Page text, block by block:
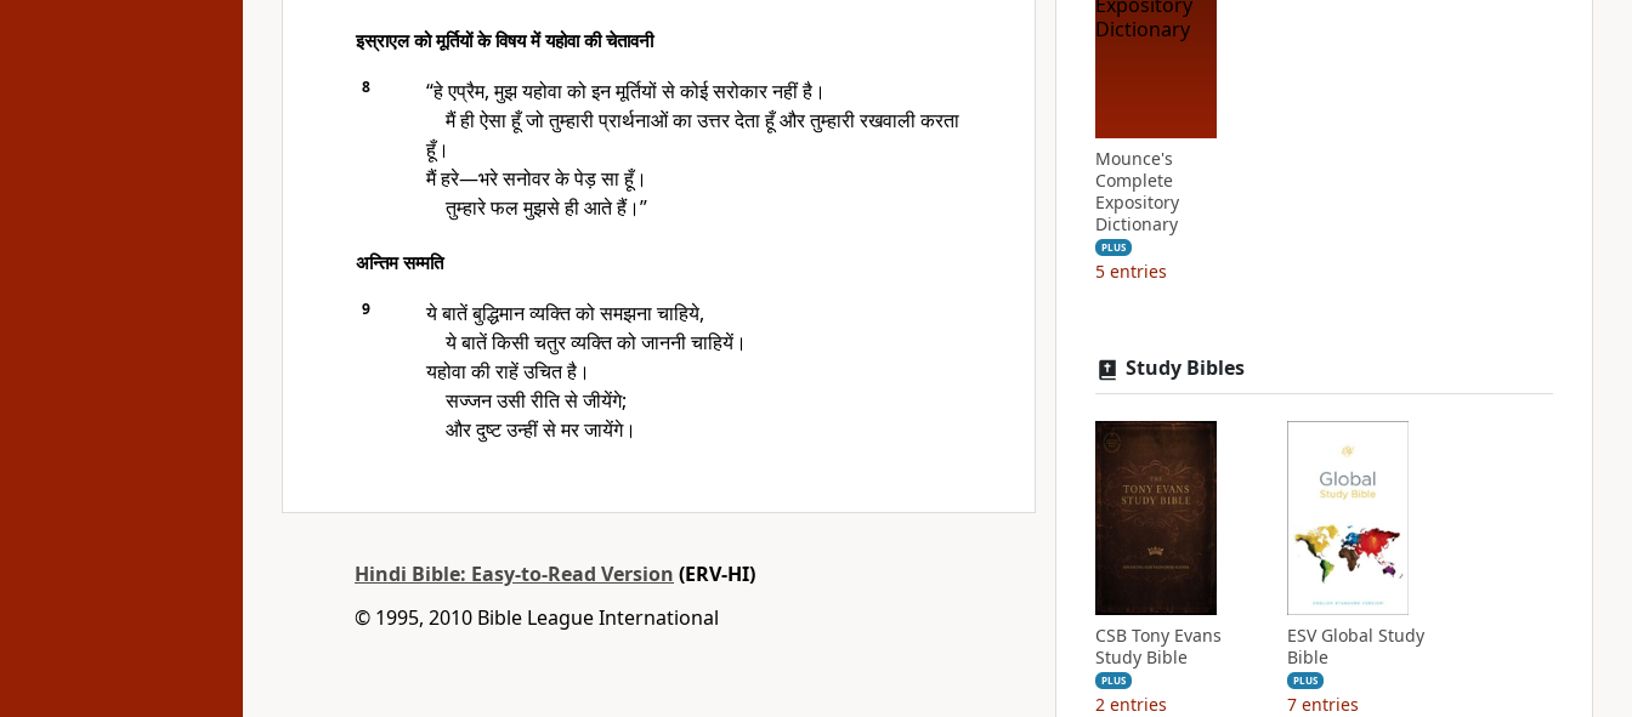
इस्राएल को मूर्तियों के विषय में यहोवा की चेतावनी
8
“हे एप्रैम, मुझ यहोवा को इन मूर्तियों से कोई सरोकार नहीं है।
मैं ही ऐसा हूँ जो तुम्हारी प्रार्थनाओं का उत्तर देता हूँ और तुम्हारी रखवाली करता
हूँ।
मैं हरे—भरे सनोवर के पेड़ सा हूँ।
तुम्हारे फल मुझसे ही आते हैं।”
अन्तिम सम्मति
9
ये बातें बुद्धिमान व्यक्ति को समझना चाहिये,
ये बातें किसी चतुर व्यक्ति को जाननी चाहियें।
यहोवा की राहें उचित है।
सज्जन उसी रीति से जीयेंगे;
और दुष्ट उन्हीं से मर जायेंगे।
Hindi Bible: Easy-to-Read Version (ERV-HI)
© 1995, 2010 Bible League International
Mounce's
Complete
Expository
Dictionary
PLUS
5 entries
Study Bibles
CSB Tony Evans
Study Bible
PLUS
2 entries
ESV Global Study
Bible
PLUS
7 entries